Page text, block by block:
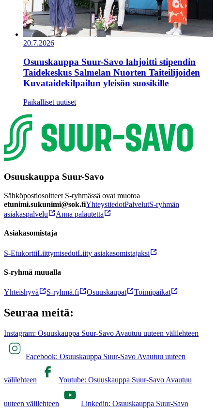
20.7.2026
Osuuskauppa Suur-Savo lahjoitti stipendin
Taidekeskus Salmelan Nuorten Taiteilijoiden
Kuvataidekilpailun yleisön suosikille
Paikalliset uutiset
Osuuskauppa Suur-Savo
Sähköpostiosoitteet S-ryhmässä ovat muotoa
etunimi.sukunimi@sok.fiYhteystiedotPalvelutS-ryhmän
asiakaspalvelu
Anna palautetta
Asiakasomistaja
S-EtukorttiLiittymisedutLiity asiakasomistajaksi
S-ryhmä muualla
Yhteishyvä S-ryhmä.fi Osuuskaupat Toimipaikat
Seuraa meitä:
Instagram: Osuuskauppa Suur-Savo Avautuu uuteen välilehteen
Facebook: Osuuskauppa Suur-Savo Avautuu uuteen
välilehteen Youtube: Osuuskauppa Suur-Savo Avautuu
uuteen välilehteen Linkedin: Osuuskauppa Suur-Savo